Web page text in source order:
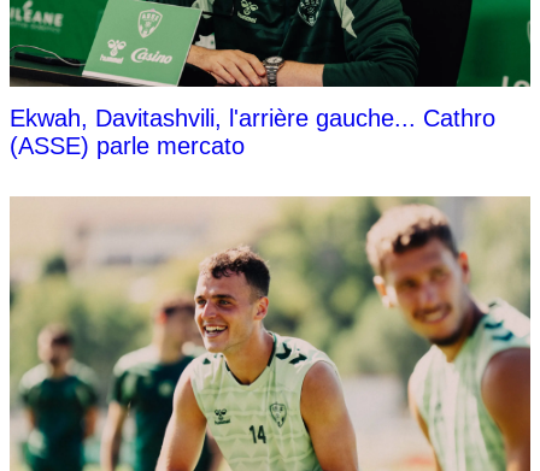
Ekwah, Davitashvili, l'arrière gauche... Cathro
(ASSE) parle mercato